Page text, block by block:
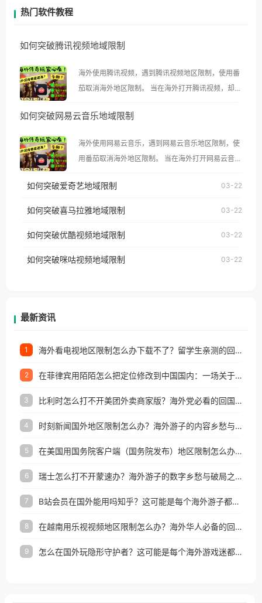
热门软件教程
如何突破腾讯视频地域限制
海外使用腾讯视频，遇到腾讯视频地区限制，使用番
茄取消海外地区限制。 当在海外打开腾讯视频，却突
示语。 海外用户如香港、澳门、台湾、美国、加拿
像其他音乐平台一样，出现地区及版权限制问题，且
仅能在中国大陆地区播放。 遇到这个问题的朋友们，
使用番茄回国加速器，即可解决「海外用户收听腾讯
台湾、美国、加拿大、澳大利亚、欧洲等国家和地区
权限制所困扰。
如何突破网易云音乐地域限制
海外使用网易云音乐，遇到网易云音乐地区限制，使
用番茄取消海外地区限制。 当在海外打开网易云音
播放”的提示语。 海外用户如香港、澳门、台湾、美
国、加拿大、澳大利亚、欧洲等国家和地区时，网易
制问题，且仅能在中国大陆地区播放。 遇到这个问题
户收听网易云音乐地区版权限制」的问题，无论人在
如何突破爱奇艺地域限制 03-22
如何突破喜马拉雅地域限制 03-22
如何突破优酷视频地域限制 03-22
如何突破咪咕视频地域限制 03-22
最新资讯
1 海外看电视地区限制怎么办下载不了？留学生亲测的回国加速方案（附2026世界杯观赛技巧）
2 在菲律宾用陌陌怎么把定位修改到中国国内：一场关于归属感与连接的探索
3 比利时怎么打不开美团外卖商家版？海外党必看的回国加速全攻略
4 时刻新闻国外地区限制怎么办？海外游子的内容乡愁与破局之路
5 在美国用国务院客户端（国务院发布）地区限制怎么办？3步解决海外看国内内容难题
6 瑞士怎么打不开蒙速办？海外游子的数字乡愁与破局之路
7 B站会员在国外能用吗知乎？这可能是每个海外游子都问过的问题
8 在越南用乐视视频地区限制怎么办？海外华人必备的回国加速攻略
9 怎么在国外玩隐形守护者？这可能是每个海外游戏迷都问过的问题